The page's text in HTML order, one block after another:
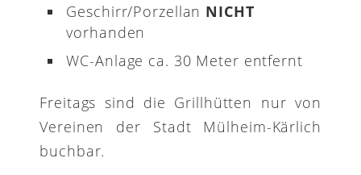
Geschirr/Porzellan NICHT
vorhanden
WC-Anlage ca. 30 Meter entfernt
Freitags sind die Grillhütten nur von
Vereinen der Stadt Mülheim-Kärlich
buchbar.